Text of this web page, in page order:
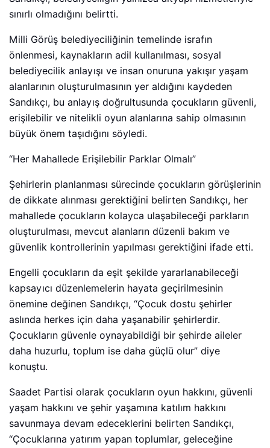
sınırlı olmadığını belirtti.
Milli Görüş belediyeciliğinin temelinde israfın
önlenmesi, kaynakların adil kullanılması, sosyal
belediyecilik anlayışı ve insan onuruna yakışır yaşam
alanlarının oluşturulmasının yer aldığını kaydeden
Sandıkçı, bu anlayış doğrultusunda çocukların güvenli,
erişilebilir ve nitelikli oyun alanlarına sahip olmasının
büyük önem taşıdığını söyledi.
“Her Mahallede Erişilebilir Parklar Olmalı”
Şehirlerin planlanması sürecinde çocukların görüşlerinin
de dikkate alınması gerektiğini belirten Sandıkçı, her
mahallede çocukların kolayca ulaşabileceği parkların
oluşturulması, mevcut alanların düzenli bakım ve
güvenlik kontrollerinin yapılması gerektiğini ifade etti.
Engelli çocukların da eşit şekilde yararlanabileceği
kapsayıcı düzenlemelerin hayata geçirilmesinin
önemine değinen Sandıkçı, “Çocuk dostu şehirler
aslında herkes için daha yaşanabilir şehirlerdir.
Çocukların güvenle oynayabildiği bir şehirde aileler
daha huzurlu, toplum ise daha güçlü olur” diye
konuştu.
Saadet Partisi olarak çocukların oyun hakkını, güvenli
yaşam hakkını ve şehir yaşamına katılım hakkını
savunmaya devam edeceklerini belirten Sandıkçı,
“Çocuklarına yatırım yapan toplumlar, geleceğine